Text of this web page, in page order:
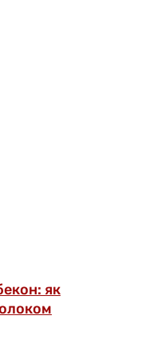
як